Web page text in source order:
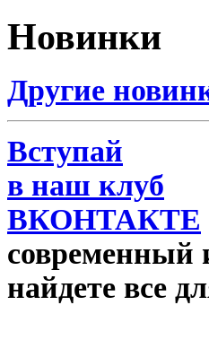
Новинки
Другие
Вступай
в наш клуб
ВКОНТАКТЕ
современный
найдете все